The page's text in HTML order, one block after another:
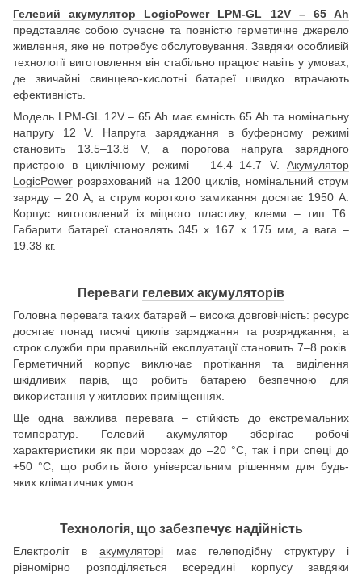
Гелевий акумулятор LogicPower LPM-GL 12V – 65 Ah
представляє собою сучасне та повністю герметичне джерело
живлення, яке не потребує обслуговування. Завдяки особливій
технології виготовлення він стабільно працює навіть у умовах,
де звичайні свинцево-кислотні батареї швидко втрачають
ефективність.
Модель LPM-GL 12V – 65 Ah має ємність 65 Ah та номінальну
напругу 12 V. Напруга заряджання в буферному режимі
становить 13.5–13.8 V, а порогова напруга зарядного
пристрою в циклічному режимі – 14.4–14.7 V. Акумулятор
LogicPower розрахований на 1200 циклів, номінальний струм
заряду – 20 A, а струм короткого замикання досягає 1950 A.
Корпус виготовлений із міцного пластику, клеми – тип T6.
Габарити батареї становлять 345 х 167 х 175 мм, а вага –
19.38 кг.
Переваги гелевих акумуляторів
Головна перевага таких батарей – висока довговічність: ресурс
досягає понад тисячі циклів заряджання та розряджання, а
строк служби при правильній експлуатації становить 7–8 років.
Герметичний корпус виключає протікання та виділення
шкідливих парів, що робить батарею безпечною для
використання у житлових приміщеннях.
Ще одна важлива перевага – стійкість до екстремальних
температур. Гелевий акумулятор зберігає робочі
характеристики як при морозах до –20 °C, так і при спеці до
+50 °C, що робить його універсальним рішенням для будь-
яких кліматичних умов.
Технологія, що забезпечує надійність
Електроліт вакумуляторі має гелеподібну структуру і
рівномірно розподіляється всередині корпусу завдяки